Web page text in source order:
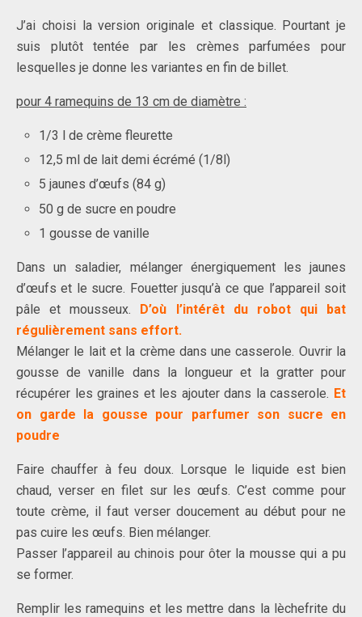
J’ai choisi la version originale et classique. Pourtant je
suis plutôt tentée par les crèmes parfumées pour
lesquelles je donne les variantes en fin de billet.
pour 4 ramequins de 13 cm de diamètre :
1/3 l de crème fleurette
12,5 ml de lait demi écrémé (1/8l)
5 jaunes d’œufs (84 g)
50 g de sucre en poudre
1 gousse de vanille
Dans un saladier, mélanger énergiquement les jaunes
d’œufs et le sucre. Fouetter jusqu’à ce que l’appareil soit
pâle et mousseux. D’où l’intérêt du robot qui bat
régulièrement sans effort.
Mélanger le lait et la crème dans une casserole. Ouvrir la
gousse de vanille dans la longueur et la gratter pour
récupérer les graines et les ajouter dans la casserole. Et
on garde la gousse pour parfumer son sucre en
poudre
Faire chauffer à feu doux. Lorsque le liquide est bien
chaud, verser en filet sur les œufs. C’est comme pour
toute crème, il faut verser doucement au début pour ne
pas cuire les œufs. Bien mélanger.
Passer l’appareil au chinois pour ôter la mousse qui a pu
se former.
Remplir les ramequins et les mettre dans la lèchefrite du